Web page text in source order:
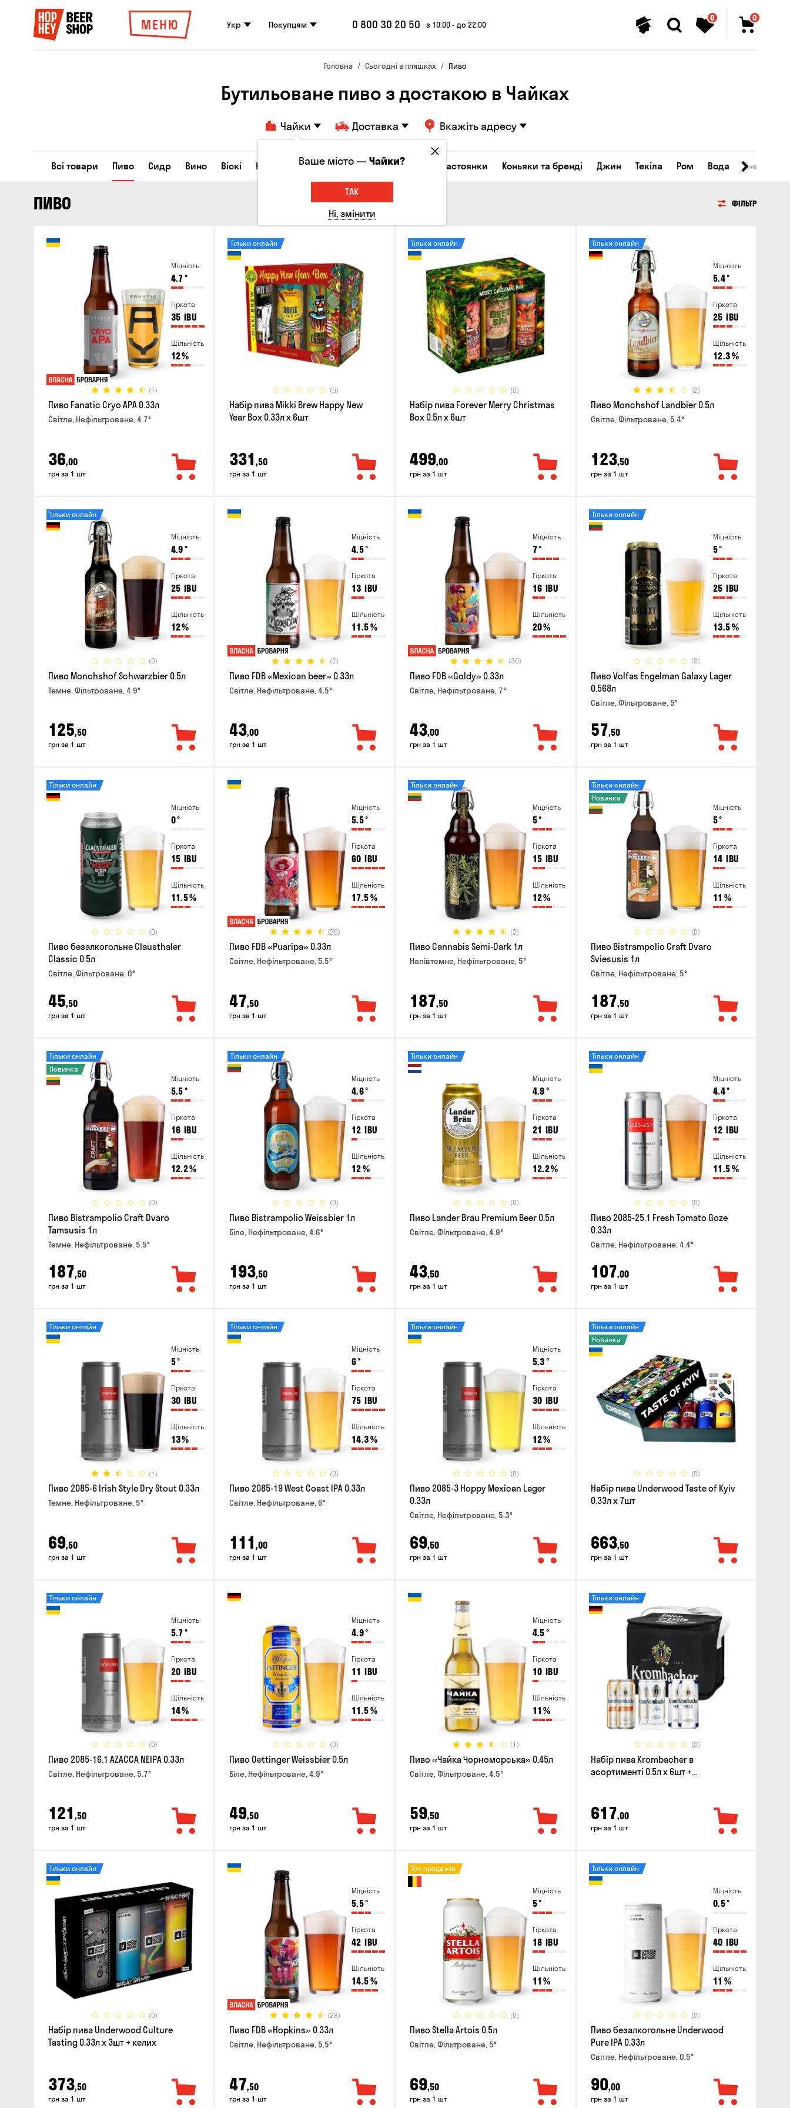
МЕНЮ Укр Покупцям 0 800 30 20 50 з 10:00 - до 22:00
0 0
Головна Сьогодні в пляшках Пиво
Бутильоване пиво з достакою в Чайках
Чайки Доставка Вкажіть адресу
Всі товари Пиво Сидр Вино Віскі Коктейлі Горілка Соджу Лікери та настоянки Коньяки та бренді Джин Текіла Ром Вода
ПИВО ФІЛЬТР
Міцність
4.7°
Гіркота
35 IBU
Щільність
12%
(1)
Пиво Fanatic Cryo APA 0.33л
Світле, Нефільтроване, 4.7°
36,00
грн за 1 шт
(0)
Тільки онлайн
Набір пива Mikki Brew Happy New
Year Box 0.33л x 6шт
331 ,50
грн за 1 шт
(0)
Тільки онлайн
Набір пива Forever Merry Christmas
Box 0.5л x 6шт
499,00
грн за 1 шт
Міцність
5.4°
Гіркота
25 IBU
Щільність
12.3%
(2)
Тільки онлайн
Пиво Monchshof Landbier 0.5л
Світле, Фільтроване, 5.4°
123,50
грн за 1 шт
Міцність
4.9°
Гіркота
25 IBU
Щільність
12%
(0)
Тільки онлайн
Пиво Monchshof Schwarzbier 0.5л
Темне, Фільтроване, 4.9°
125,50
грн за 1 шт
Міцність
4.5°
Гіркота
13 IBU
Щільність
11.5%
(2)
Пиво FDB «Mexican beer» 0.33л
Світле, Нефільтроване, 4.5°
43,00
грн за 1 шт
Міцність
7°
Гіркота
16 IBU
Щільність
20%
(30)
Пиво FDB «Goldy» 0.33л
Світле, Нефільтроване, 7°
43,00
грн за 1 шт
Міцність
5°
Гіркота
25 IBU
Щільність
13.5%
(0)
Тільки онлайн
Пиво Volfas Engelman Galaxy Lager
0.568л
Світле, Фільтроване, 5°
57,50
грн за 1 шт
Міцність
0°
Гіркота
15 IBU
Щільність
11.5%
(0)
Тільки онлайн
Пиво безалкогольне Clausthaler
Classic 0.5л
Світле, Фільтроване, 0°
45,50
грн за 1 шт
Міцність
5.5°
Гіркота
60 IBU
Щільність
17.5%
(26)
Пиво FDB «Puaripa» 0.33л
Світле, Нефільтроване, 5.5°
47,50
грн за 1 шт
Міцність
5°
Гіркота
15 IBU
Щільність
12%
(3)
Тільки онлайн
Пиво Cannabis Semi-Dark 1л
Напівтемне, Нефільтроване, 5°
187,50
грн за 1 шт
Міцність
5°
Гіркота
14 IBU
Щільність
11 %
(0)
Тільки онлайн
Новинка
Пиво Bistrampolio Craft Dvaro
Sviesusis 1л
Світле, Нефільтроване, 5°
187,50
грн за 1 шт
Міцність
5.5°
Гіркота
16 IBU
Щільність
12.2%
(0)
Тільки онлайн
Новинка
Пиво Bistrampolio Craft Dvaro
Tamsusis 1л
Темне, Нефільтроване, 5.5°
187,50
грн за 1 шт
Міцність
4.6°
Гіркота
12 IBU
Щільність
12%
(0)
Тільки онлайн
Пиво Bistrampolio Weissbier 1л
Біле, Нефільтроване, 4.6°
193,50
грн за 1 шт
Міцність
4.9°
Гіркота
21 IBU
Щільність
12.2%
(0)
Тільки онлайн
Пиво Lander Brau Premium Beer 0.5л
Світле, Фільтроване, 4.9°
43,50
грн за 1 шт
Міцність
4.4°
Гіркота
12 IBU
Щільність
11.5%
(0)
Тільки онлайн
Пиво 2085-25.1 Fresh Tomato Goze
0.33л
Світле, Нефільтроване, 4.4°
107,00
грн за 1 шт
Міцність
5°
Гіркота
30 IBU
Щільність
13%
(1)
Тільки онлайн
Пиво 2085-6 Irish Style Dry Stout 0.33л
Темне, Нефільтроване, 5°
69,50
грн за 1 шт
Міцність
6°
Гіркота
75 IBU
Щільність
14.3%
(0)
Тільки онлайн
Пиво 2085-19 West Coast IPA 0.33л
Світле, Нефільтроване, 6°
111 ,00
грн за 1 шт
Міцність
5.3°
Гіркота
30 IBU
Щільність
12%
(0)
Тільки онлайн
Пиво 2085-3 Hoppy Mexican Lager
0.33л
Світле, Нефільтроване, 5.3°
69,50
грн за 1 шт
(0)
Тільки онлайн
Новинка
Набір пива Underwood Taste of Kyiv
0.33л x 7шт
663,50
грн за 1 шт
Міцність
5.7°
Гіркота
20 IBU
Щільність
14%
(0)
Тільки онлайн
Пиво 2085-16.1 AZACCA NEIPA 0.33л
Світле, Нефільтроване, 5.7°
121 ,50
грн за 1 шт
Міцність
4.9°
Гіркота
11 IBU
Щільність
11.5%
(0)
Пиво Oettinger Weissbier 0.5л
Біле, Нефільтроване, 4.9°
49,50
грн за 1 шт
Міцність
4.5°
Гіркота
10 IBU
Щільність
11 %
(1)
Пиво «Чайка Чорноморська» 0.45л
Світле, Фільтроване, 4.5°
59,50
грн за 1 шт
(0)
Тільки онлайн
Набір пива Krombacher в
асортименті 0.5л х 6шт +
617,00
грн за 1 шт
(0)
Тільки онлайн
Набір пива Underwood Culture
Tasting 0.33л x 3шт + келих
373,50
грн за 1 шт
Міцність
5.5°
Гіркота
42 IBU
Щільність
14.5%
(28)
Пиво FDB «Hopkins» 0.33л
Світле, Нефільтроване, 5.5°
47,50
грн за 1 шт
Міцність
5°
Гіркота
18 IBU
Щільність
11 %
(0)
Топ продажів
Пиво Stella Artois 0.5л
Світле, Фільтроване, 5°
69,50
грн за 1 шт
Міцність
0.5°
Гіркота
40 IBU
Щільність
11 %
(0)
Тільки онлайн
Пиво безалкогольне Underwood
Pure IPA 0.33л
Світле, Нефільтроване, 0.5°
90,00
грн за 1 шт
Ваше місто —Чайки?
ТАК
Ні, змінити